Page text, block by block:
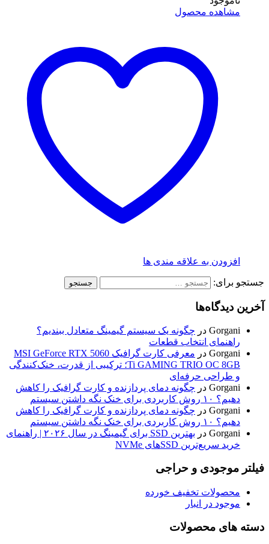
مشاهده محصول
افزودن به علاقه مندی ها
جستجو برای:
آخرین دیدگاه‌ها
Gorgani در چگونه یک سیستم گیمینگ متعادل ببندیم؟
راهنمای انتخاب قطعات
Gorgani در
معرفی کارت گرافیک MSI GeForce RTX 5060
Ti GAMING TRIO OC 8GB؛ ترکیبی از قدرت، خنک‌کنندگی
و طراحی حرفه‌ای
Gorgani در چگونه دمای پردازنده و کارت گرافیک را کاهش
دهیم؟ ۱۰ روش کاربردی برای خنک نگه داشتن سیستم
Gorgani در چگونه دمای پردازنده و کارت گرافیک را کاهش
دهیم؟ ۱۰ روش کاربردی برای خنک نگه داشتن سیستم
Gorgani در
بهترین SSD برای گیمینگ در سال ۲۰۲۶ | راهنمای
خرید سریع‌ترین SSDهای NVMe
فیلتر موجودی و حراجی
محصولات تخفیف خورده
موجود در انبار
دسته های محصولات